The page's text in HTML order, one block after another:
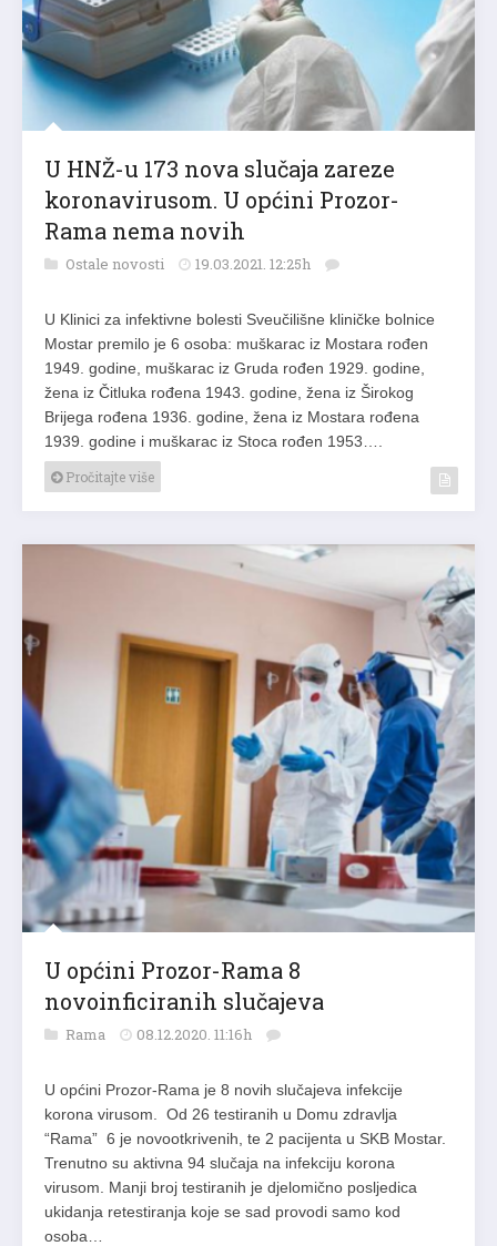
U HNŽ-u 173 nova slučaja zareze
koronavirusom. U općini Prozor-
Rama nema novih
Ostale novosti 19.03.2021. 12:25h
U Klinici za infektivne bolesti Sveučilišne kliničke bolnice
Mostar premilo je 6 osoba: muškarac iz Mostara rođen
1949. godine, muškarac iz Gruda rođen 1929. godine,
žena iz Čitluka rođena 1943. godine, žena iz Širokog
Brijega rođena 1936. godine, žena iz Mostara rođena
1939. godine i muškarac iz Stoca rođen 1953….
Pročitajte više
U općini Prozor-Rama 8
novoinficiranih slučajeva
Rama 08.12.2020. 11:16h
U općini Prozor-Rama je 8 novih slučajeva infekcije
korona virusom. Od 26 testiranih u Domu zdravlja
“Rama” 6 je novootkrivenih, te 2 pacijenta u SKB Mostar.
Trenutno su aktivna 94 slučaja na infekciju korona
virusom. Manji broj testiranih je djelomično posljedica
ukidanja retestiranja koje se sad provodi samo kod
osoba…